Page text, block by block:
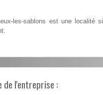
les-sablons est une localité
de l'entreprise :